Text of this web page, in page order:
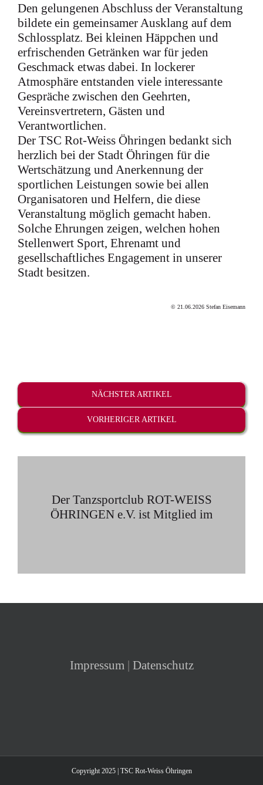
Den gelungenen Abschluss der Veranstaltung
bildete ein gemeinsamer Ausklang auf dem
Schlossplatz. Bei kleinen Häppchen und
erfrischenden Getränken war für jeden
Geschmack etwas dabei. In lockerer
Atmosphäre entstanden viele interessante
Gespräche zwischen den Geehrten,
Vereinsvertretern, Gästen und
Verantwortlichen.
Der TSC Rot-Weiss Öhringen bedankt sich
herzlich bei der Stadt Öhringen für die
Wertschätzung und Anerkennung der
sportlichen Leistungen sowie bei allen
Organisatoren und Helfern, die diese
Veranstaltung möglich gemacht haben.
Solche Ehrungen zeigen, welchen hohen
Stellenwert Sport, Ehrenamt und
gesellschaftliches Engagement in unserer
Stadt besitzen.
© 21.06.2026 Stefan Eisemann
NÄCHSTER ARTIKEL
VORHERIGER ARTIKEL
Der Tanzsportclub ROT-WEISS
ÖHRINGEN e.V. ist Mitglied im
Impressum | Datenschutz
Copyright 2025 | TSC Rot-Weiss Öhringen